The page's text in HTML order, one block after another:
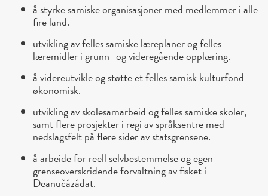
å styrke samiske organisasjoner med medlemmer i alle
fire land.
utvikling av felles samiske læreplaner og felles
læremidler i grunn- og videregående opplæring.
å videreutvikle og støtte et felles samisk kulturfond
økonomisk.
utvikling av skolesamarbeid og felles samiske skoler,
samt flere prosjekter i regi av språksentre med
nedslagsfelt på flere sider av statsgrensene.
å arbeide for reell selvbestemmelse og egen
grenseoverskridende forvaltning av fisket i
Deanučázádat.